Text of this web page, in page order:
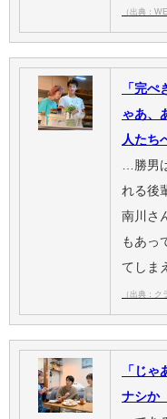
（出典：
「完
ゃあ、
人たち
…勝男
れる後
南川さ
もあっ
てしま
（出典：ク
「じ
ナシか